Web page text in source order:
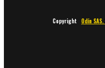
Copyright Odín SAS.